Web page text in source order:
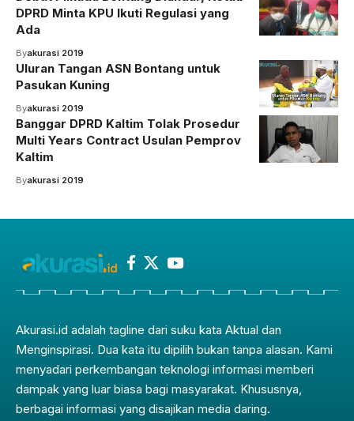
DPRD Minta KPU Ikuti Regulasi yang
Ada
Byakurasi 2019
Uluran Tangan ASN Bontang untuk
Pasukan Kuning
Byakurasi 2019
Banggar DPRD Kaltim Tolak Prosedur
Multi Years Contract Usulan Pemprov
Kaltim
Byakurasi 2019
Akurasi.id adalah tagline dari suku kata Aktual dan
Menginspirasi. Dua kata itu dipilih bukan tanpa alasan. Kami
menyadari perkembangan teknologi informasi memberi
dampak yang luar biasa bagi masyarakat. Khususnya,
berbagai informasi yang disajikan media daring.